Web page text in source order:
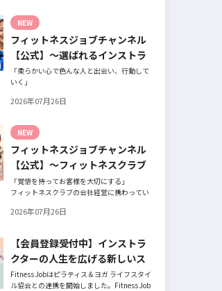
今の仕事や環境を変えたい！とお悩みの方、
必見です！
NEW
フィットネスジョブチャンネル
【公式】～選ばれるインストラ
クターになるには～
「柔らかい心で色んな人と出会い、行動して
いく」
ったことに挑戦したり、周囲のすすめに素直
そんな風に自分だけでは思いつかないことを
行動に移してきた結果が、今に繋がっている
とお話してくださったヨガ講師の若松由貴子
さん。選ばれるインストラクターになるため
に若松さんが取られた行動とは？
2026年07月26日
NEW
フィットネスジョブチャンネル
【公式】～フィットネスクラブ
役員時代の倒産を経て開業・独
立～
「覚悟を持ってお客様を大切にする」
フィットネスクラブの会社経営に携わってい
それでも尚、同じ業界内で独立し再起を図っ
藤健祐さんにインタビュー。
フィットネスクラブのキャンペーンや違約金
制度はお客様を大切にする仕組みだろう
か！？資金が底をつく恐怖と闘いながらもお
客様との絆を築き上げた秘訣とは？
2026年07月26日
【会員登録受付中】インストラ
クターの人生を広げる新しいス
テージ
Fitness Jobはピラティス＆ヨガ ライフスタイ
ル協会との連携を開始しました。Fitness Job